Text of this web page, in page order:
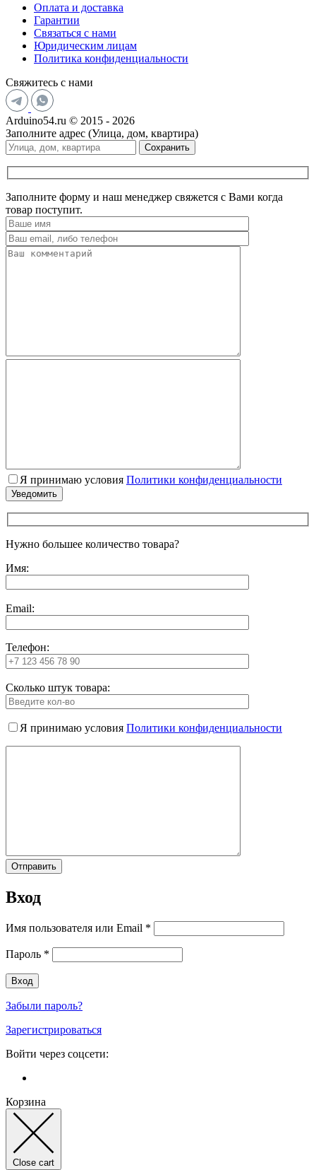
Оплата и доставка
Гарантии
Связаться с нами
Юридическим лицам
Политика конфиденциальности
Свяжитесь с нами
Arduino54.ru © 2015 - 2026
Заполните адрес (Улица, дом, квартира)
Сохранить
Заполните форму и наш менеджер свяжется с Вами когда
товар поступит.
Я принимаю условия Политики конфиденциальности
Нужно большее количество товара?
Имя:
Email:
Телефон:
Сколько штук товара:
Я принимаю условия Политики конфиденциальности
Вход
Имя пользователя или Email *
Пароль *
Забыли пароль?
Зарегистрироваться
Войти через соцсети:
Корзина
Close cart